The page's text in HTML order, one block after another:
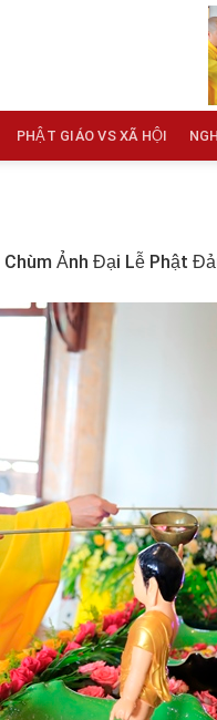
PHẬT GIÁO VS XÃ HỘI
Chùm Ảnh Đại Lễ Phật